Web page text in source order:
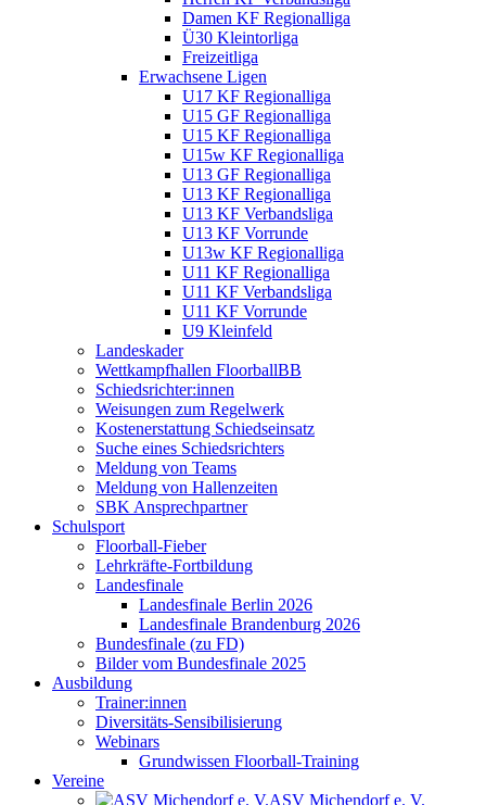
Damen KF Regionalliga
Ü30 Kleintorliga
Freizeitliga
Erwachsene Ligen
U17 KF Regionalliga
U15 GF Regionalliga
U15 KF Regionalliga
U15w KF Regionalliga
U13 GF Regionalliga
U13 KF Regionalliga
U13 KF Verbandsliga
U13 KF Vorrunde
U13w KF Regionalliga
U11 KF Regionalliga
U11 KF Verbandsliga
U11 KF Vorrunde
U9 Kleinfeld
Landeskader
Wettkampfhallen FloorballBB
Schiedsrichter:innen
Weisungen zum Regelwerk
Kostenerstattung Schiedseinsatz
Suche eines Schiedsrichters
Meldung von Teams
Meldung von Hallenzeiten
SBK Ansprechpartner
Schulsport
Floorball-Fieber
Lehrkräfte-Fortbildung
Landesfinale
Landesfinale Berlin 2026
Landesfinale Brandenburg 2026
Bundesfinale (zu FD)
Bilder vom Bundesfinale 2025
Ausbildung
Trainer:innen
Diversitäts-Sensibilisierung
Webinars
Grundwissen Floorball-Training
Vereine
ASV Michendorf e. V.